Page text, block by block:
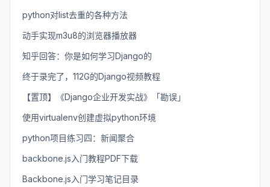
python对list去重的各种方法
动手实现m3u8的浏览器播放器
知乎回答：你是如何学习Django的
终于录完了，112G的Django视频教程
【置顶】《Django企业开发实战》「勘误」
使用virtualenv创建虚拟python环境
python项目练习四：新闻聚合
backbone.js入门教程PDF下载
Backbone.js入门学习笔记目录